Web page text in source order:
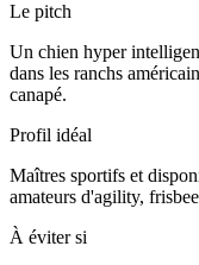
Le pitch
Un chien hyper
dans les ranchs
canapé.
Profil idéal
Maîtres sportifs et
amateurs d'agility,
À éviter si